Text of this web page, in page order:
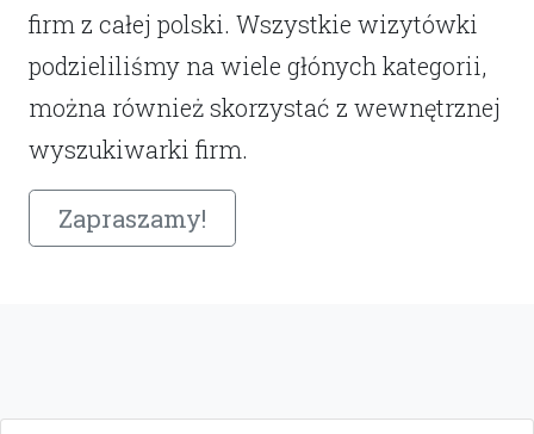
firm z całej polski. Wszystkie wizytówki
podzieliliśmy na wiele głónych kategorii,
można również skorzystać z wewnętrznej
wyszukiwarki firm.
Zapraszamy!